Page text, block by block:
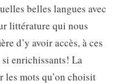
belles langues avec
littérature qui nous
d’y avoir accès, à ces
enrichissants! La
les mots qu’on choisit